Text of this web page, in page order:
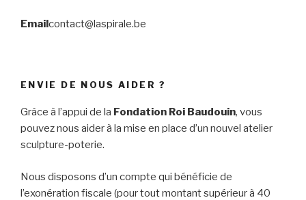
Email contact@laspirale.be
ENVIE DE NOUS AIDER ?
Grâce à l’appui de la Fondation Roi Baudouin, vous
pouvez nous aider à la mise en place d’un nouvel atelier
sculpture-poterie.
Nous disposons d’un compte qui bénéficie de
l’exonération fiscale (pour tout montant supérieur à 40